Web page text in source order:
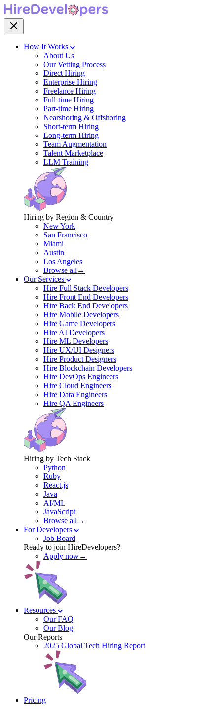
How It Works
About Us
Our Vetting Process
Direct Hiring
Enterprise Hiring
Freelance Hiring
Full-time Hiring
Part-time Hiring
Nearshoring & Offshoring
Short-term Hiring
Long-term Hiring
Team Augmentation
Talent Marketplace
LLM Training
Hiring by Region & Country
New York
San Francisco
Miami
Austin
Los Angeles
Browse all→
Our Services
Hire Full Stack Developers
Hire Front End Developers
Hire Back End Developers
Hire Mobile Developers
Hire Game Developers
Hire AI Developers
Hire ML Developers
Hire UX/UI Designers
Hire Product Designers
Hire Blockchain Developers
Hire DevOps Engineers
Hire Cloud Engineers
Hire Data Engineers
Hire QA Engineers
Hiring by Tech Stack
Python
Ruby
React.js
Java
AI/ML
JavaScript
Browse all→
For Developers
Job Board
Ready to join HireDevelopers?
Apply now→
Resources
Our FAQ
Our Blog
Our Reports
2025 Global Tech Hiring Report
Pricing